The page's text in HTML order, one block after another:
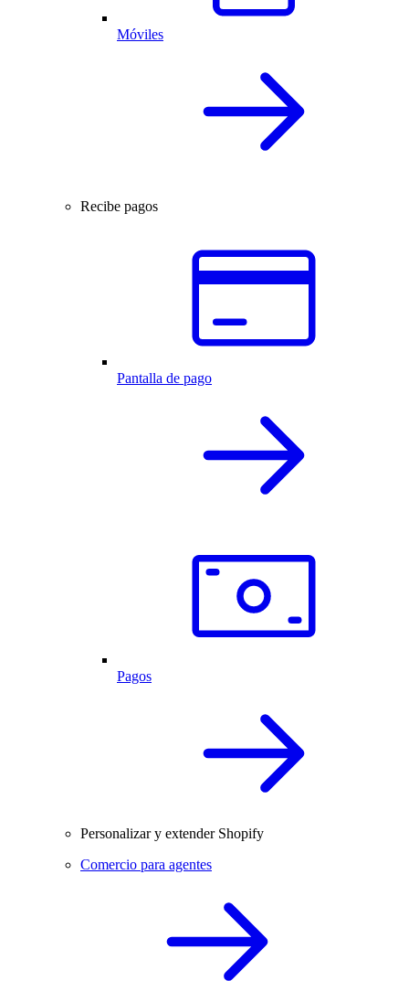
Móviles
Recibe pagos
Pantalla de pago
Pagos
Personalizar y extender Shopify
Comercio para agentes